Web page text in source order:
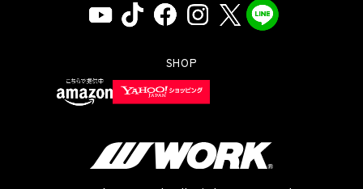
インフォメーション
WEBカタログ
ISO9001取得について
お問い合わせ用コールセンター
SHOP